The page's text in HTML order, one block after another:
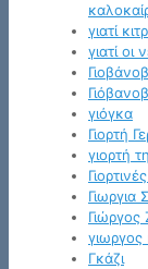
γιατί
γιατί οι
γιόγκα
Γιορτή
γιορτή
Γιωργια
Γιώργος
γιωργος
Γκάζι